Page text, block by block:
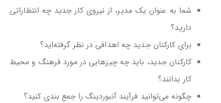
شما به عنوان یک مدیر، از نیروی کار جدید چه انتظاراتی
دارید؟
برای کارکنان جدید چه اهدافی در نظر گرفته‌اید؟
کارکنان جدید، باید چه چیزهایی در مورد فرهنگ و محیط
کار بدانند؟
چگونه می‌توانید فرآیند آنبوردینگ را جمع بندی کنید؟